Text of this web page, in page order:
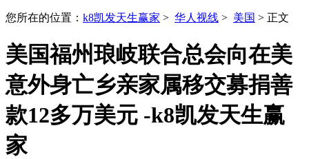
您所在的位置： k8凯发天生赢家 > 华人视线 > 美国 > 正文
美国福州琅岐联合总会向在美
意外身亡乡亲家属移交募捐善
款12多万美元 -k8凯发天生赢
家